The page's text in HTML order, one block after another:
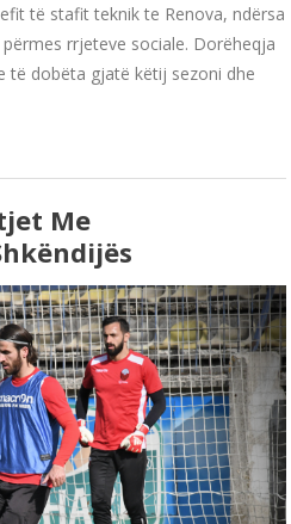
të stafit teknik te Renova, ndërsa
rrjeteve sociale. Dorëheqja
të dobëta gjatë këtij sezoni dhe
Me